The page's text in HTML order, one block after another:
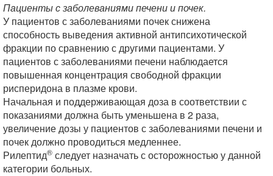
Пациенты с заболеваниями печени и почек.
У пациентов с заболеваниями почек снижена
способность выведения активной антипсихотической
фракции по сравнению с другими пациентами. У
пациентов с заболеваниями печени наблюдается
повышенная концентрация свободной фракции
рисперидона в плазме крови.
Начальная и поддерживающая доза в соответствии с
показаниями должна быть уменьшена в 2 раза,
увеличение дозы у пациентов с заболеваниями печени и
почек должно проводиться медленнее.
Рилептид® следует назначать с осторожностью у данной
категории больных.